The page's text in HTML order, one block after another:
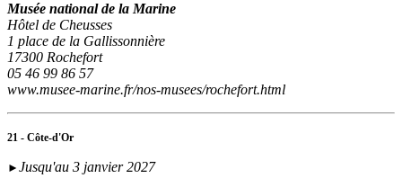
Musée national de la Marine
Hôtel de Cheusses
1 place de la Gallissonnière
17300 Rochefort
05 46 99 86 57
www.musee-marine.fr/nos-musees/rochefort.html
21 - Côte-d'Or
► Jusqu'au 3 janvier 2027